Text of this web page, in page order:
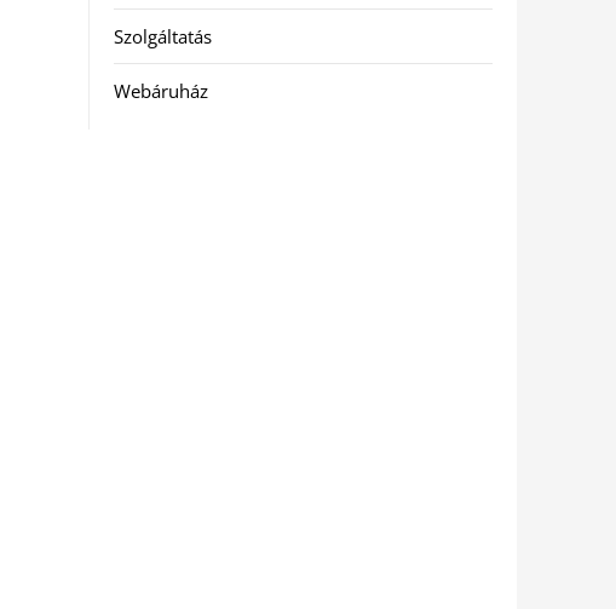
Szolgáltatás
Webáruház